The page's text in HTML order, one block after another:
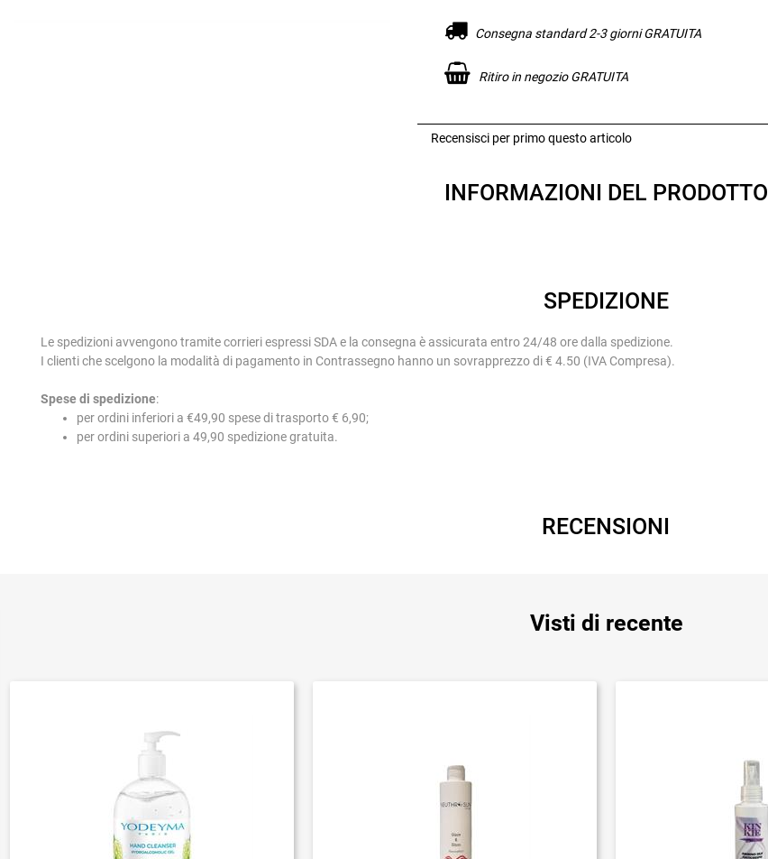
Consegna standard 2-3 giorni GRATUITA
Ritiro in negozio GRATUITA
Recensisci per primo questo articolo
INFORMAZIONI DEL PRODOTTO
SPEDIZIONE
Le spedizioni avvengono tramite corrieri espressi SDA e la consegna è assicurata entro 24/48 ore dalla spedizione.
I clienti che scelgono la modalità di pagamento in Contrassegno hanno un sovrapprezzo di € 4.50 (IVA Compresa).
Spese di spedizione:
per ordini inferiori a €49,90 spese di trasporto € 6,90;
per ordini superiori a 49,90 spedizione gratuita.
RECENSIONI
Visti di recente